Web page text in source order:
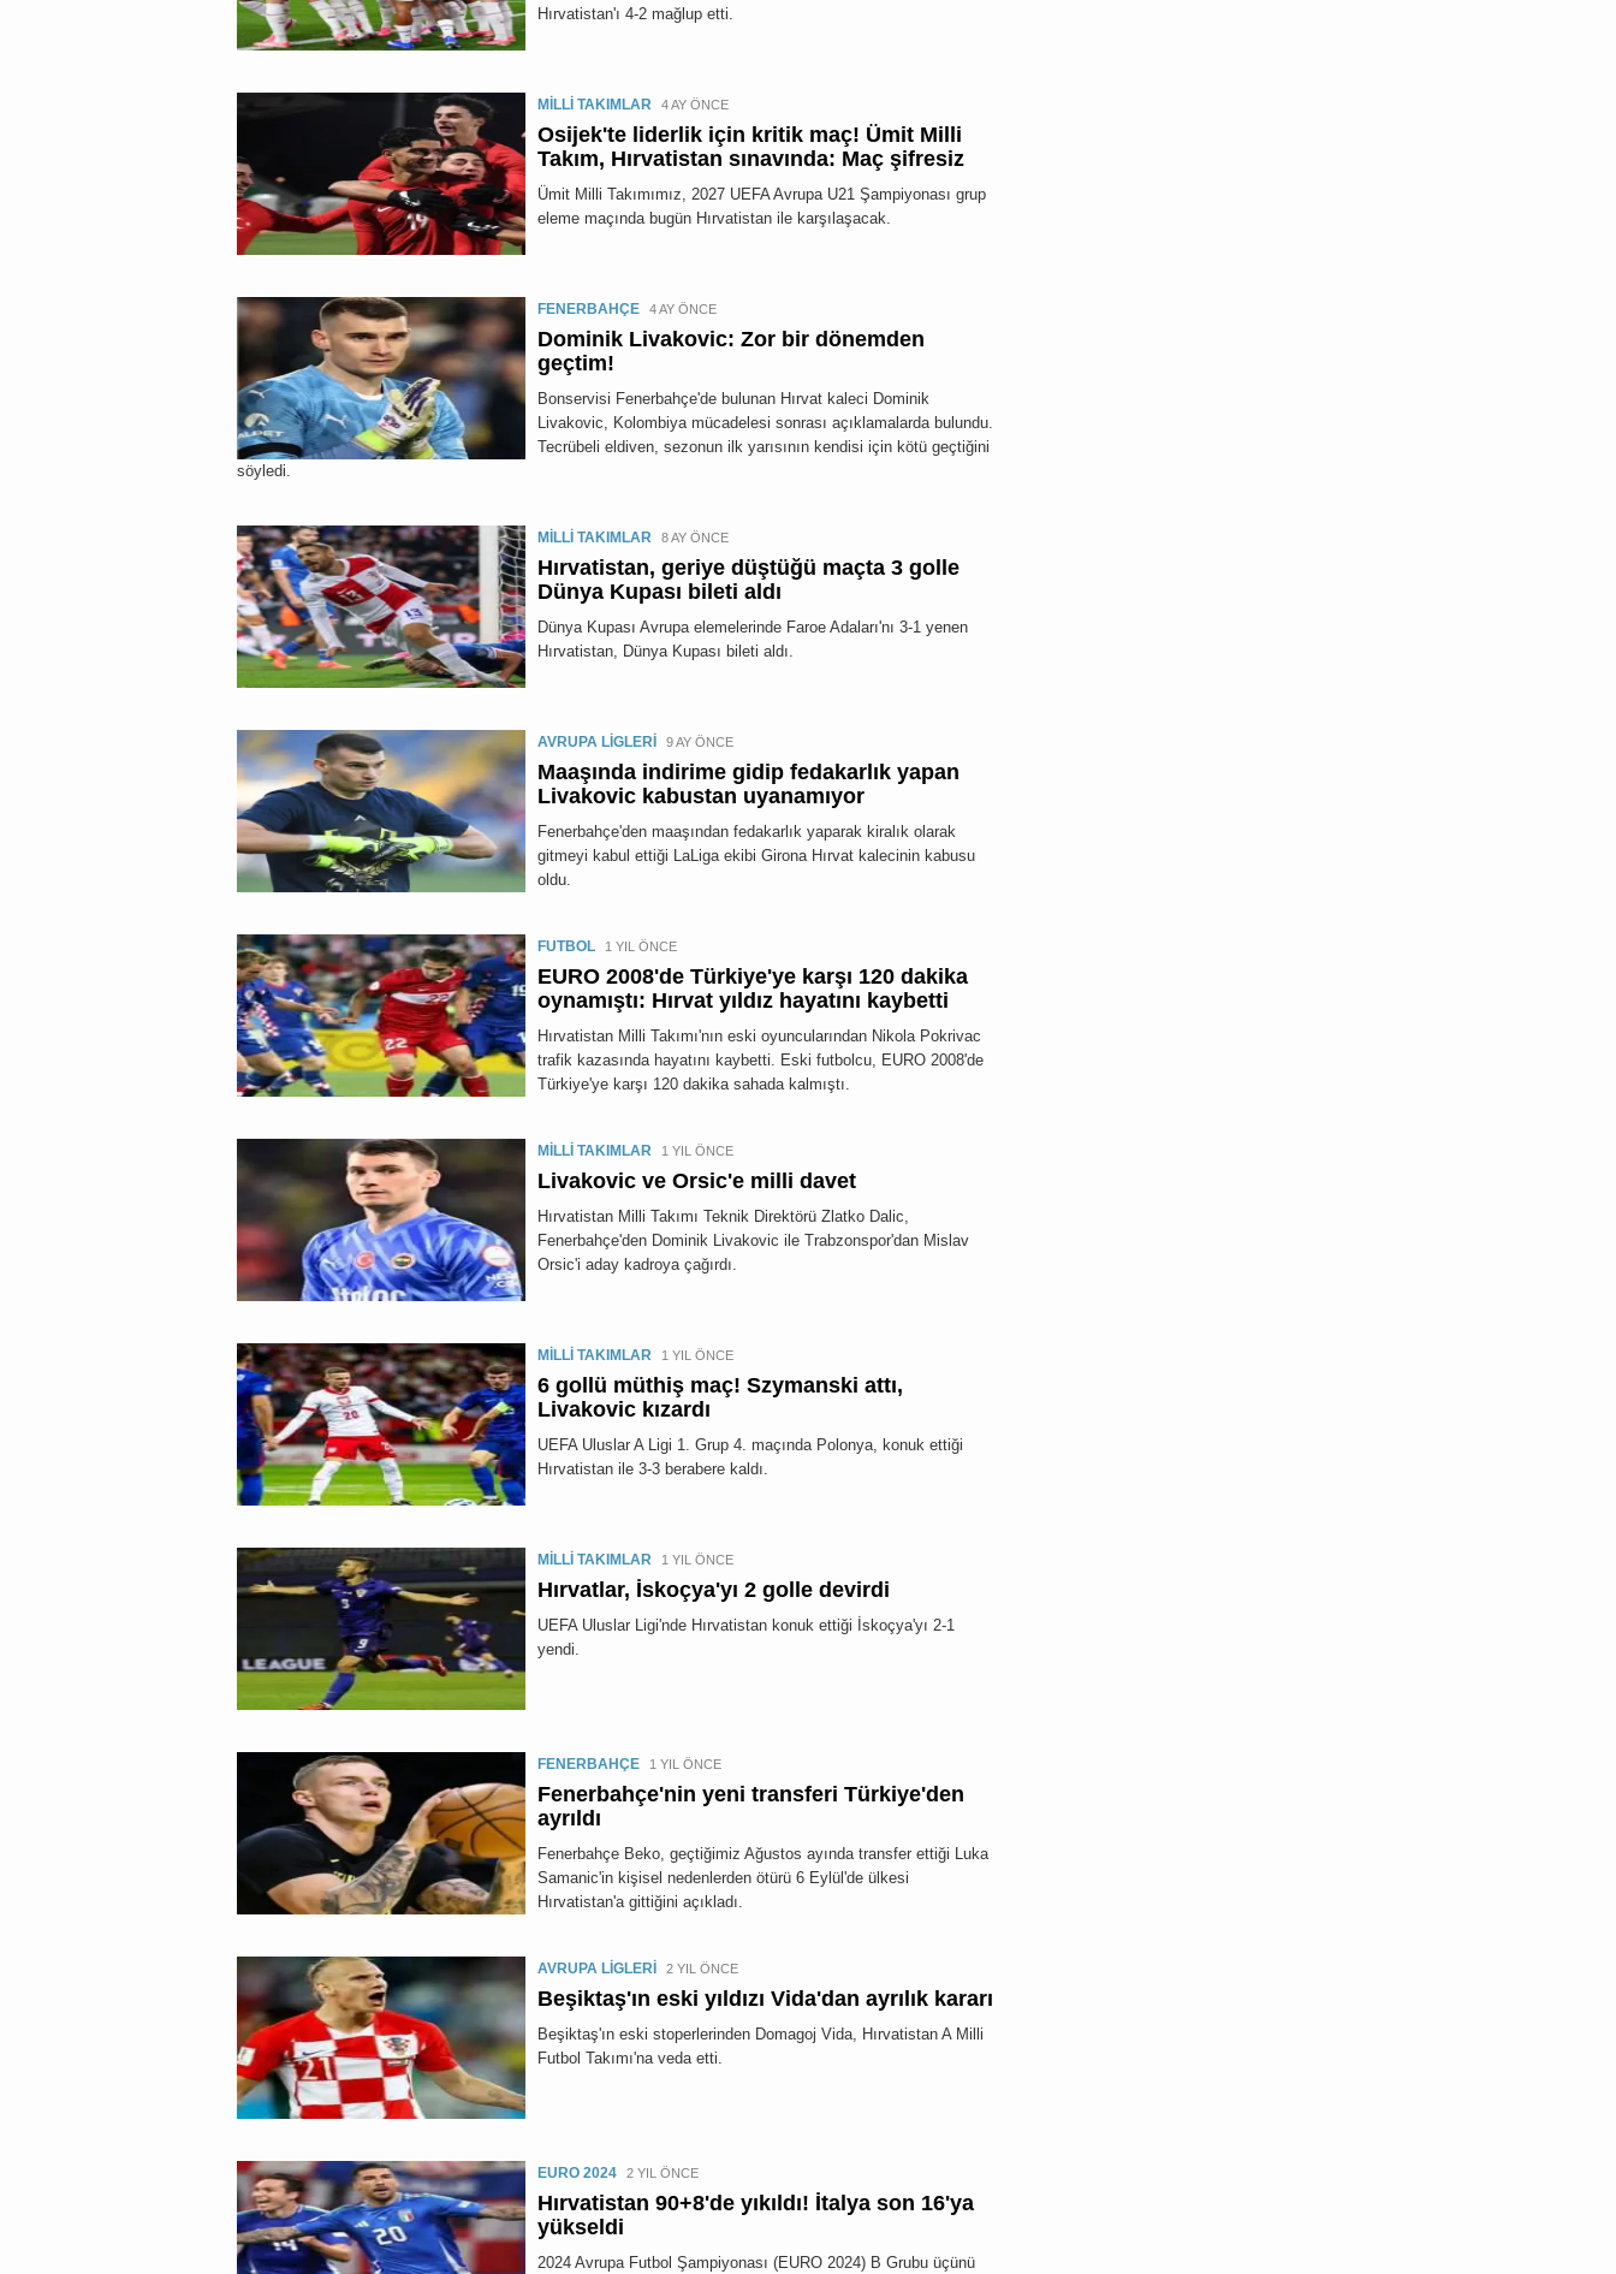
Hırvatistan'ı 4-2 mağlup etti.
MİLLİ TAKIMLAR 4 AY ÖNCE
Osijek'te liderlik için kritik maç! Ümit Milli
Takım, Hırvatistan sınavında: Maç şifresiz
Ümit Milli Takımımız, 2027 UEFA Avrupa U21 Şampiyonası grup
eleme maçında bugün Hırvatistan ile karşılaşacak.
FENERBAHÇE 4 AY ÖNCE
Dominik Livakovic: Zor bir dönemden
geçtim!
Bonservisi Fenerbahçe'de bulunan Hırvat kaleci Dominik
Livakovic, Kolombiya mücadelesi sonrası açıklamalarda bulundu.
Tecrübeli eldiven, sezonun ilk yarısının kendisi için kötü geçtiğini
söyledi.
MİLLİ TAKIMLAR 8 AY ÖNCE
Hırvatistan, geriye düştüğü maçta 3 golle
Dünya Kupası bileti aldı
Dünya Kupası Avrupa elemelerinde Faroe Adaları'nı 3-1 yenen
Hırvatistan, Dünya Kupası bileti aldı.
AVRUPA LİGLERİ 9 AY ÖNCE
Maaşında indirime gidip fedakarlık yapan
Livakovic kabustan uyanamıyor
Fenerbahçe'den maaşından fedakarlık yaparak kiralık olarak
gitmeyi kabul ettiği LaLiga ekibi Girona Hırvat kalecinin kabusu
oldu.
FUTBOL 1 YIL ÖNCE
EURO 2008'de Türkiye'ye karşı 120 dakika
oynamıştı: Hırvat yıldız hayatını kaybetti
Hırvatistan Milli Takımı'nın eski oyuncularından Nikola Pokrivac
trafik kazasında hayatını kaybetti. Eski futbolcu, EURO 2008'de
Türkiye'ye karşı 120 dakika sahada kalmıştı.
MİLLİ TAKIMLAR 1 YIL ÖNCE
Livakovic ve Orsic'e milli davet
Hırvatistan Milli Takımı Teknik Direktörü Zlatko Dalic,
Fenerbahçe'den Dominik Livakovic ile Trabzonspor'dan Mislav
Orsic'i aday kadroya çağırdı.
MİLLİ TAKIMLAR 1 YIL ÖNCE
6 gollü müthiş maç! Szymanski attı,
Livakovic kızardı
UEFA Uluslar A Ligi 1. Grup 4. maçında Polonya, konuk ettiği
Hırvatistan ile 3-3 berabere kaldı.
MİLLİ TAKIMLAR 1 YIL ÖNCE
Hırvatlar, İskoçya'yı 2 golle devirdi
UEFA Uluslar Ligi'nde Hırvatistan konuk ettiği İskoçya'yı 2-1
yendi.
FENERBAHÇE 1 YIL ÖNCE
Fenerbahçe'nin yeni transferi Türkiye'den
ayrıldı
Fenerbahçe Beko, geçtiğimiz Ağustos ayında transfer ettiği Luka
Samanic'in kişisel nedenlerden ötürü 6 Eylül'de ülkesi
Hırvatistan'a gittiğini açıkladı.
AVRUPA LİGLERİ 2 YIL ÖNCE
Beşiktaş'ın eski yıldızı Vida'dan ayrılık kararı
Beşiktaş'ın eski stoperlerinden Domagoj Vida, Hırvatistan A Milli
Futbol Takımı'na veda etti.
EURO 2024 2 YIL ÖNCE
Hırvatistan 90+8'de yıkıldı! İtalya son 16'ya
yükseldi
2024 Avrupa Futbol Şampiyonası (EURO 2024) B Grubu üçünü